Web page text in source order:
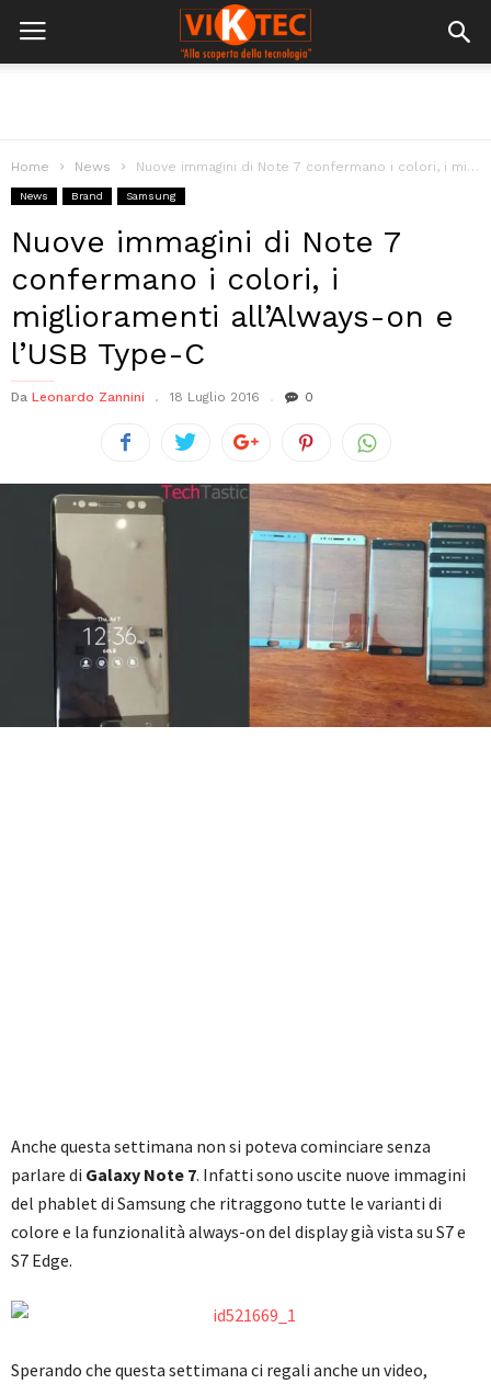
Home News Nuove immagini di Note 7 confermano i colori, i miglioramenti all’Always-on e...
News Brand Samsung
Nuove immagini di Note 7
confermano i colori, i
miglioramenti all’Always-on e
l’USB Type-C
Da Leonardo Zannini 18 Luglio 2016 0
Anche questa settimana non si poteva cominciare senza
parlare di Galaxy Note 7. Infatti sono uscite nuove immagini
del phablet di Samsung che ritraggono tutte le varianti di
colore e la funzionalità always-on del display già vista su S7 e
S7 Edge.
Sperando che questa settimana ci regali anche un video,